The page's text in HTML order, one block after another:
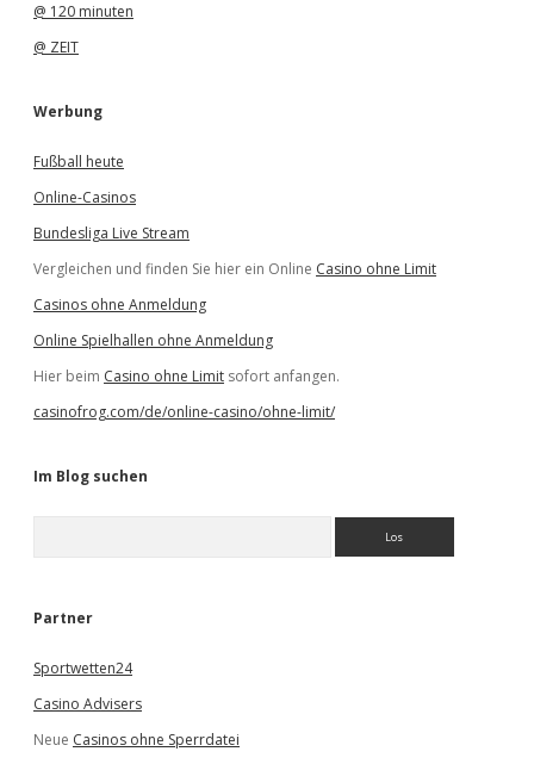
@ 120 minuten
@ ZEIT
Werbung
Fußball heute
Online-Casinos
Bundesliga Live Stream
Vergleichen und finden Sie hier ein Online Casino ohne Limit
Casinos ohne Anmeldung
Online Spielhallen ohne Anmeldung
Hier beim Casino ohne Limit sofort anfangen.
casinofrog.com/de/online-casino/ohne-limit/
Im Blog suchen
e
Partner
Sportwetten24
Casino Advisers
Neue Casinos ohne Sperrdatei